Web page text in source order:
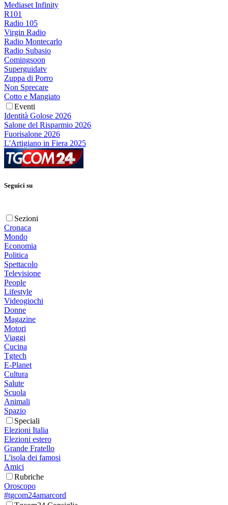
Mediaset Infinity
R101
Radio 105
Virgin Radio
Radio Montecarlo
Radio Subasio
Comingsoon
Superguidatv
Zuppa di Porro
Non Sprecare
Cotto e Mangiato
Eventi
Identità Golose 2026
Salone del Risparmio 2026
Fuorisalone 2026
L'Artigiano in Fiera 2025
Seguici su
Sezioni
Cronaca
Mondo
Economia
Politica
Spettacolo
Televisione
People
Lifestyle
Videogiochi
Donne
Magazine
Motori
Viaggi
Cucina
Tgtech
E-Planet
Cultura
Salute
Scuola
Animali
Spazio
Speciali
Elezioni Italia
Elezioni estero
Grande Fratello
L'isola dei famosi
Amici
Rubriche
Oroscopo
#tgcom24amarcord